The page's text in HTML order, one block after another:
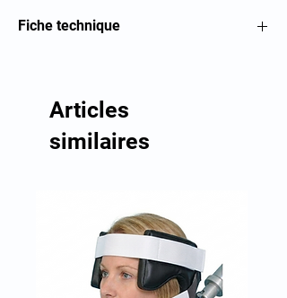
Fiche technique
Articles
similaires